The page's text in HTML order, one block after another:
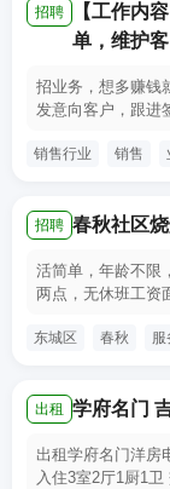
招聘
【工作内
单，维护客
招业务，想多赚钱
发意向客户，跟进
销售行业 销售
招聘 春秋社区
活简单，年龄不限
两点，无休班工资
东城区 春秋 服
出租 学府名门
出租学府名门洋房
入住3室2厅1厨1卫